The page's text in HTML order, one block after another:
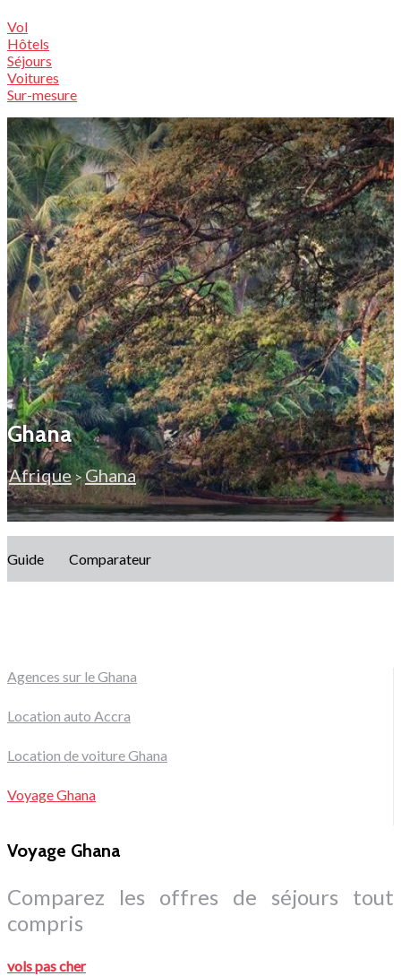
Vol
Hôtels
Séjours
Voitures
Sur-mesure
Ghana
Afrique>Ghana
Guide Comparateur
Agences sur le Ghana
Location auto Accra
Location de voiture Ghana
Voyage Ghana
Voyage Ghana
Comparez les offres de séjours tout
compris
vols pas cher